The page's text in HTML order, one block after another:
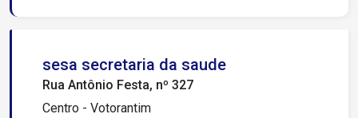
sesa secretaria da saude
Rua Antônio Festa, nº 327
Centro - Votorantim